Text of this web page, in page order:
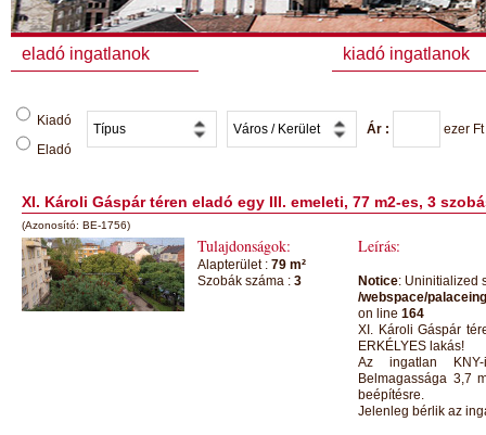
eladó ingatlanok kiadó ingatlanok
Kiadó
Eladó
Ár : ezer
XI. Károli Gáspár téren eladó egy III. emeleti, 77 m2-es, 3
(Azonosító: BE-1756)
Tulajdonságok:
Alapterület : 79 m²
Szobák száma : 3
Leírás:
Notice: Uninitialized
/webspace/
on line 164
XI. Károli Gáspár
ERKÉLYES lakás!
Az ingatlan
Belmagassága 3,7
beépítésre.
Jelenleg bérlik az